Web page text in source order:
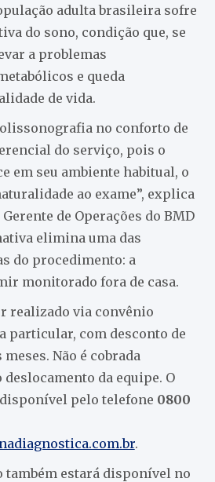
adulta brasileira sofre
do sono, condição que, se
a problemas
e queda
de vida.
no conforto de
do serviço, pois o
em seu ambiente habitual, o
ao exame”, explica
de Operações do BMD
elimina uma das
do procedimento: a
monitorado fora de casa.
realizado via convênio
particular, com desconto de
Não é cobrada
da equipe. O
pelo telefone 0800
.
também estará disponível no